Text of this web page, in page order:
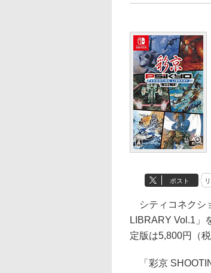
ポスト
シティコネクシ
LIBRARY Vol.1」
定版は5,800円（税
「彩京